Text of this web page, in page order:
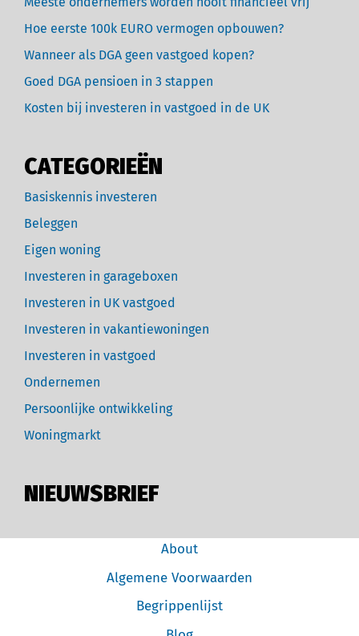
Hoe eerste 100k EURO vermogen opbouwen?
Wanneer als DGA geen vastgoed kopen?
Goed DGA pensioen in 3 stappen
Kosten bij investeren in vastgoed in de UK
CATEGORIEËN
Basiskennis investeren
Beleggen
Eigen woning
Investeren in garageboxen
Investeren in UK vastgoed
Investeren in vakantiewoningen
Investeren in vastgoed
Ondernemen
Persoonlijke ontwikkeling
Woningmarkt
NIEUWSBRIEF
About
Algemene Voorwaarden
Begrippenlijst